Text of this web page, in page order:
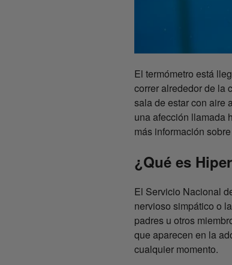
El termómetro está
correr alrededor de la
sala de estar con aire
una afección llamada
más información
¿Qué es
El Servicio Nacional
nervioso simpático o
padres u otros
que aparecen en la
cualquier momento.